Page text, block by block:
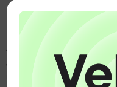
La gamme
avons selectionné
avec les
utilisées.